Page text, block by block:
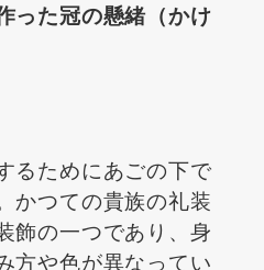
った冠の懸緒（かけ
るためにあごの下で
かつての貴族の礼装
飾の一つであり、身
方や色が異なってい